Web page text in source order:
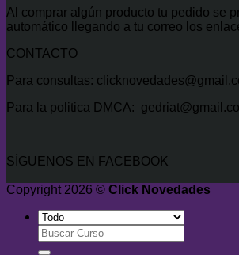
Al comprar algún producto tu pedido se
automático llegando a tu correo los
CONTACTO
Para consultas:
Para la politica DMCA:
SÍGUENOS EN FACEBOOK
Copyright 2026 © Click Novedades
Buscar
por: